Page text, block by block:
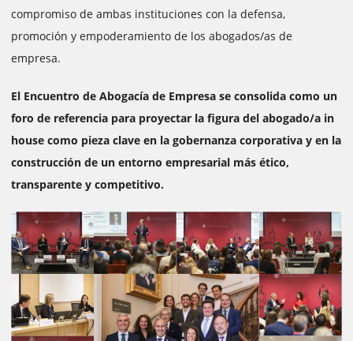
compromiso de ambas instituciones con la defensa,
promoción y empoderamiento de los abogados/as de
empresa.
El Encuentro de Abogacía de Empresa se consolida como un
foro de referencia para proyectar la figura del abogado/a in
house como pieza clave en la gobernanza corporativa y en la
construcción de un entorno empresarial más ético,
transparente y competitivo.